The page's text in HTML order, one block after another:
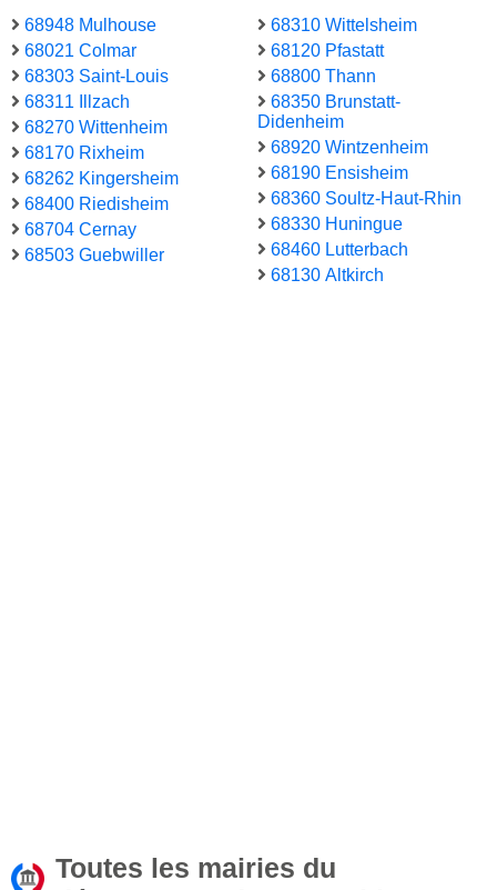
68948 Mulhouse
68021 Colmar
68303 Saint-Louis
68311 Illzach
68270 Wittenheim
68170 Rixheim
68262 Kingersheim
68400 Riedisheim
68704 Cernay
68503 Guebwiller
68310 Wittelsheim
68120 Pfastatt
68800 Thann
68350 Brunstatt-
Didenheim
68920 Wintzenheim
68190 Ensisheim
68360 Soultz-Haut-Rhin
68330 Huningue
68460 Lutterbach
68130 Altkirch
Toutes les mairies du